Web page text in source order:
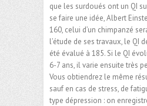
que les surdoués ont un QI
se faire une idée, Albert
160, celui d’un chimpanzé
l’étude de ses travaux, le QI
été évalué à 185. Si le QI
6-7 ans, il varie ensuite très
Vous obtiendrez le même
sauf en cas de stress, de
type dépression : on